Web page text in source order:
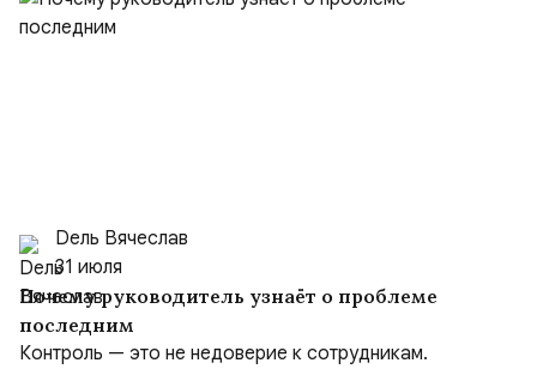
Dель Вячеслав
31 июля
Почему руководитель узнаёт о проблеме
последним
Контроль — это не недоверие к сотрудникам.